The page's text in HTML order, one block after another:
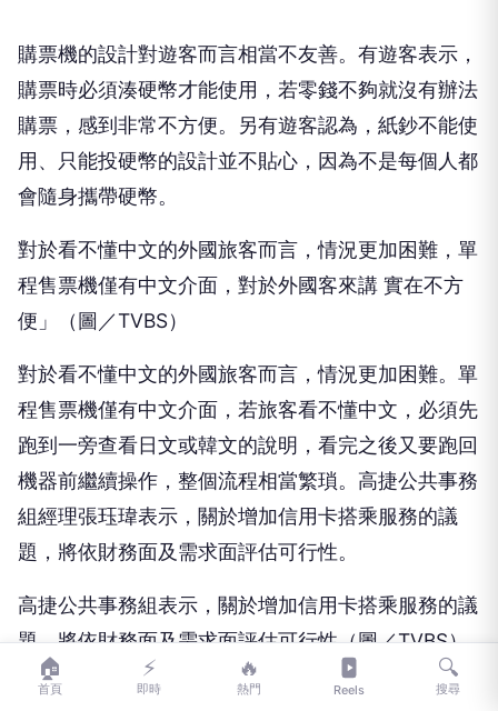
購票機的設計對遊客而言相當不友善。有遊客表示，
購票時必須湊硬幣才能使用，若零錢不夠就沒有辦法
購票，感到非常不方便。另有遊客認為，紙鈔不能使
用、只能投硬幣的設計並不貼心，因為不是每個人都
會隨身攜帶硬幣。
對於看不懂中文的外國旅客而言，情況更加困難，單
程售票機僅有中文介面，對於外國客來講 實在不方
便」（圖／TVBS）
對於看不懂中文的外國旅客而言，情況更加困難。單
程售票機僅有中文介面，若旅客看不懂中文，必須先
跑到一旁查看日文或韓文的說明，看完之後又要跑回
機器前繼續操作，整個流程相當繁瑣。高捷公共事務
組經理張珏瑋表示，關於增加信用卡搭乘服務的議
題，將依財務面及需求面評估可行性。
高捷公共事務組表示，關於增加信用卡搭乘服務的議
題，將依財務面及需求面評估可行性（圖／TVBS）
暑假期間天氣炎熱，進站嗶卡機若遇到太陽直曬，旅
🏠
首頁
⚡
即時
🔥
熱門 Reels
🔍
搜尋